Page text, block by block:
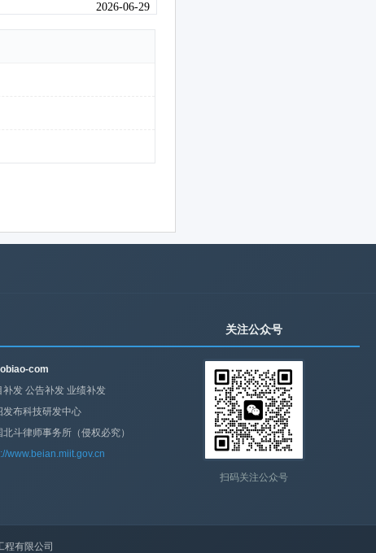
com
补发 公告补发 业绩补发
发布科技研发中心
北斗律师事务所（侵权必究）
www.beian.miit.gov.cn
关注公众号
扫码关注公众号
程有限公司